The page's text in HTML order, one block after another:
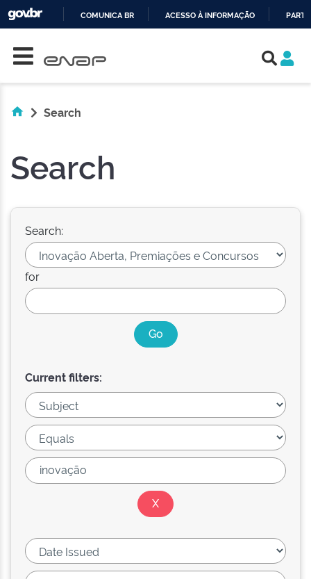
COMUNICA BR ACESSO À INFORMAÇÃO
Search
Search
Search:
for
Current filters: